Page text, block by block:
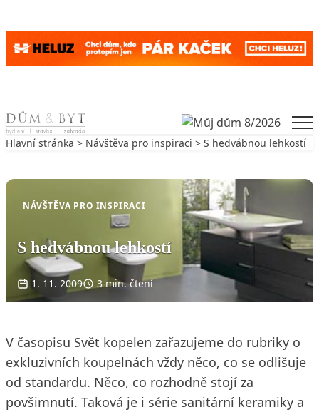
Skip to content
Hlavní stránka > Návštěva pro inspiraci > S hedvábnou lehkostí
NÁVŠTĚVA PRO INSPIRACI
S hedvábnou lehkostí
1. 11. 2009 3 min. čtení
V časopisu Svět kopelen zařazujeme do rubriky o
exkluzivních koupelnách vždy něco, co se odlišuje
od standardu. Něco, co rozhodně stojí za
povšimnutí. Taková je i série sanitární keramiky a